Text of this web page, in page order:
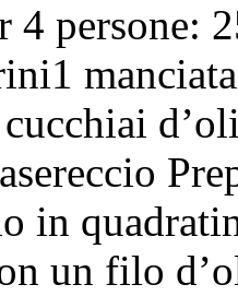
4 persone:
in
un filo